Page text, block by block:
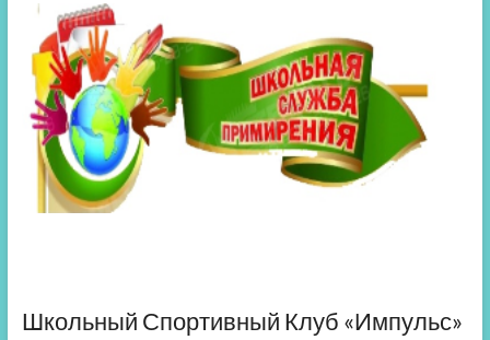
Школьный Спортивный Клуб «Импульс»